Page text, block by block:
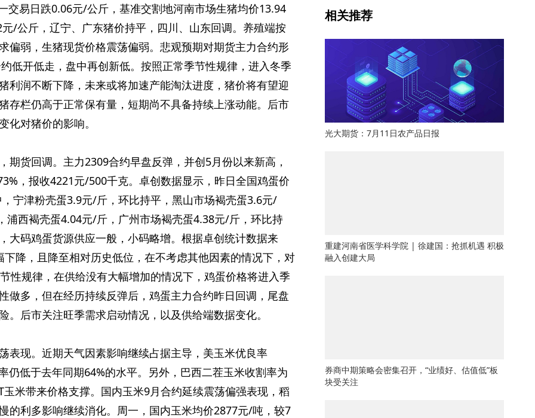
交易日跌0.06元/公斤，基准交割地河南市场生猪均价13.94
/公斤，辽宁、广东猪价持平，四川、山东回调。养殖端按
偏弱，生猪现货价格震荡偏弱。悲观预期对期货主力合约形
低开低走，盘中再创新低。按照正常季节性规律，进入冬季
利润不断下降，未来或将加速产能淘汰进度，猪价将有望迎
存栏仍高于正常保有量，短期尚不具备持续上涨动能。后市
化对猪价的影响。
期货回调。主力2309合约早盘反弹，并创5月份以来新高，
，报收4221元/500千克。卓创数据显示，昨日全国鸡蛋价
宁津粉壳蛋3.9元/斤，环比持平，黑山市场褐壳蛋3.6元/
浦西褐壳蛋4.04元/斤，广州市场褐壳蛋4.38元/斤，环比持
大码鸡蛋货源供应一般，小码略增。根据卓创统计数据来
降，且降至相对历史低位，在不考虑其他因素的情况下，对
性规律，在供给没有大幅增加的情况下，鸡蛋价格将进入季
做多，但在经历持续反弹后，鸡蛋主力合约昨日回调，尾盘
。后市关注旺季需求启动情况，以及供给端数据变化。
表现。近期天气因素影响继续占据主导，美玉米优良率
仍低于去年同期64%的水平。另外，巴西二茬玉米收割率为
玉米带来价格支撑。国内玉米9月合约延续震荡偏强表现，稻
的利多影响继续消化。周一，国内玉米均价2877元/吨，较7
相关推荐
光大期货：7月11日农产品日报
重建河南省医学科学院 | 徐建国：抢抓机遇 积极
融入创建大局
券商中期策略会密集召开，“业绩好、估值低”板
块受关注